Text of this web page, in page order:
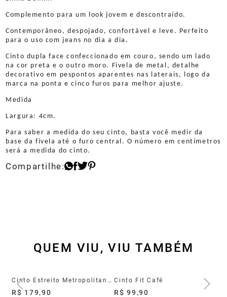
Complemento para um look jovem e descontraído.
Contemporâneo, despojado, confortável e leve. Perfeito
para o uso com jeans no dia a dia.
Cinto dupla face confeccionado em couro, sendo um lado
na cor preta e o outro moro. Fivela de metal, detalhe
decorativo em pespontos aparentes nas laterais, logo da
marca na ponta e cinco furos para melhor ajuste.
Medida
Largura: 4cm.
Para saber a medida do seu cinto, basta você medir da
base da fivela até o furo central. O número em centímetros
será a medida do cinto.
QUEM VIU, VIU TAMBÉM
Cinto Estreito Metropolitan Mogno
R$ 179,90
Cinto Fit Café
R$ 99,90